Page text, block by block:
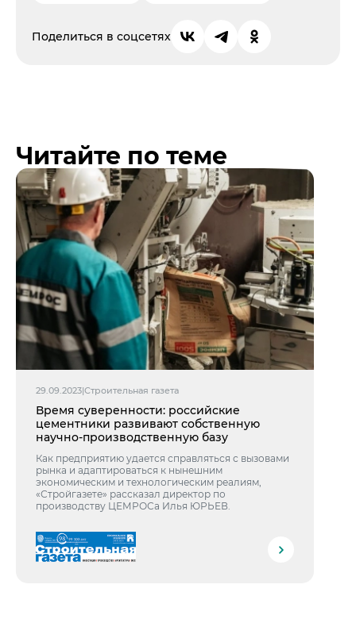
Поделиться в соцсетях
Читайте по теме
29.09.2023|Строительная газета
Время суверенности: российские
цементники развивают собственную
научно-производственную базу
Как предприятию удается справляться с вызовами
рынка и адаптироваться к нынешним
экономическим и технологическим реалиям,
«Стройгазете» рассказал директор по
производству ЦЕМРОСа Илья ЮРЬЕВ.